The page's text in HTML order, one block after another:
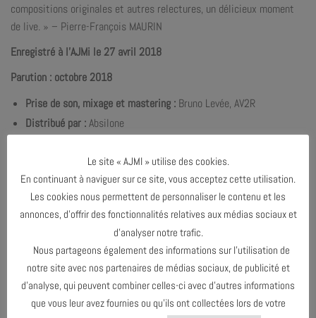
compositions originales et autres relectures, un délicieux moment
de live. » – Pierre-François MAURIN
Enregistré à l’AJMi le 27 avril 2018
Parution : octobre 2018
Prise de son, mixage et mastering :Bruno Levée, AV2R
Distribué par :Absilone
Le site « AJMI » utilise des cookies.
En continuant à naviguer sur ce site, vous acceptez cette utilisation.
Les cookies nous permettent de personnaliser le contenu et les
annonces, d’offrir des fonctionnalités relatives aux médias sociaux et
d’analyser notre trafic.
Nous partageons également des informations sur l’utilisation de
notre site avec nos partenaires de médias sociaux, de publicité et
d’analyse, qui peuvent combiner celles-ci avec d’autres informations
que vous leur avez fournies ou qu’ils ont collectées lors de votre